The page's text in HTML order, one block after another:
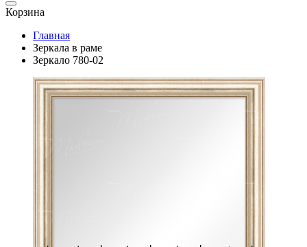
Корзина
Главная
Зеркала в раме
Зеркало 780-02